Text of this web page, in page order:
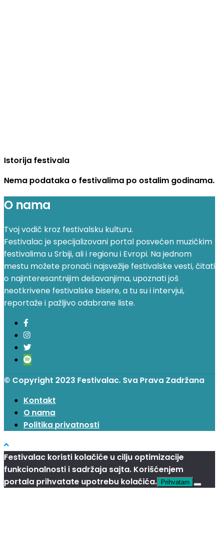
Istorija festivala
Nema podataka o festivalima po ostalim godinama.
O nama
Tvoj vodič kroz festivalsku kulturu.
Festivalac je specijalizovani portal posvećen muzičkim
festivalima u Srbiji, ali i regionu i Evropi. Na jednom
mestu možete pronaći najsvežije festivalske vesti, čitati
o najinteresantnijim dešavanjima, upoznati još
neotkrivene festivalske bisere, a tu su i intervjui,
reportaže i pažljivo odabrane liste.
© Copyright 2023 Festivalac. Sva Prava Zadržana
Kontakt
O nama
Politika privatnosti
Festivalac koristi kolačiće u cilju optimizacije
funkcionalnosti i sadržaja sajta. Korišćenjem
portala prihvatate upotrebu kolačića.
Prihvatam